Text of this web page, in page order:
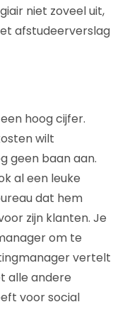
niet zoveel uit,
afstudeerverslag
hoog cijfer.
wilt
geen baan aan.
al een leuke
dat hem
zijn klanten. Je
om te
vertelt
alle andere
voor social